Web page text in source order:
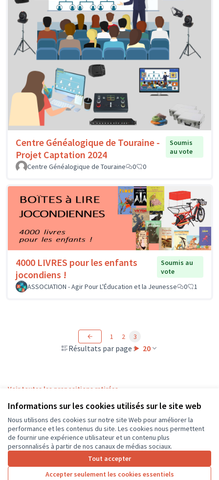
Informations sur les cookies utilisés sur le site web
Nous utilisons des cookies sur notre site Web pour améliorer la
performance et les contenus du site. Les cookies nous permettent
de fournir une expérience utilisateur et un contenu plus
personnalisés à partir de nos canaux de médias sociaux.
Tout accepter
Accepter seulement les cookies essentiels
Centre Généalogique de Touraine -
Projet Captation 2024
Soumis
au vote
Centre Généalogique de Touraine
0 0
4000 LIVRES pour les enfants
jocondiens !
Soumis au
vote
ASSOCIATION - Agir Pour L'Éducation et la Jeunesse
0 1
Résultats par page : 20
1 2 3
Voir toutes les propositions retirées
Conditions d'utilisation
Paramètres des cookies
CD37 sur X
(Lien externe)
CD37 sur Facebook
CD37 sur Instagram
CD37 sur YouTube
(Lien externe)